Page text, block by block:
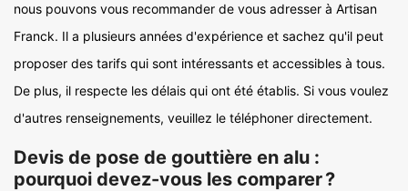
nous pouvons vous recommander de vous adresser à Artisan
Franck. Il a plusieurs années d'expérience et sachez qu'il peut
proposer des tarifs qui sont intéressants et accessibles à tous.
De plus, il respecte les délais qui ont été établis. Si vous voulez
d'autres renseignements, veuillez le téléphoner directement.
Devis de pose de gouttière en alu :
pourquoi devez-vous les comparer ?